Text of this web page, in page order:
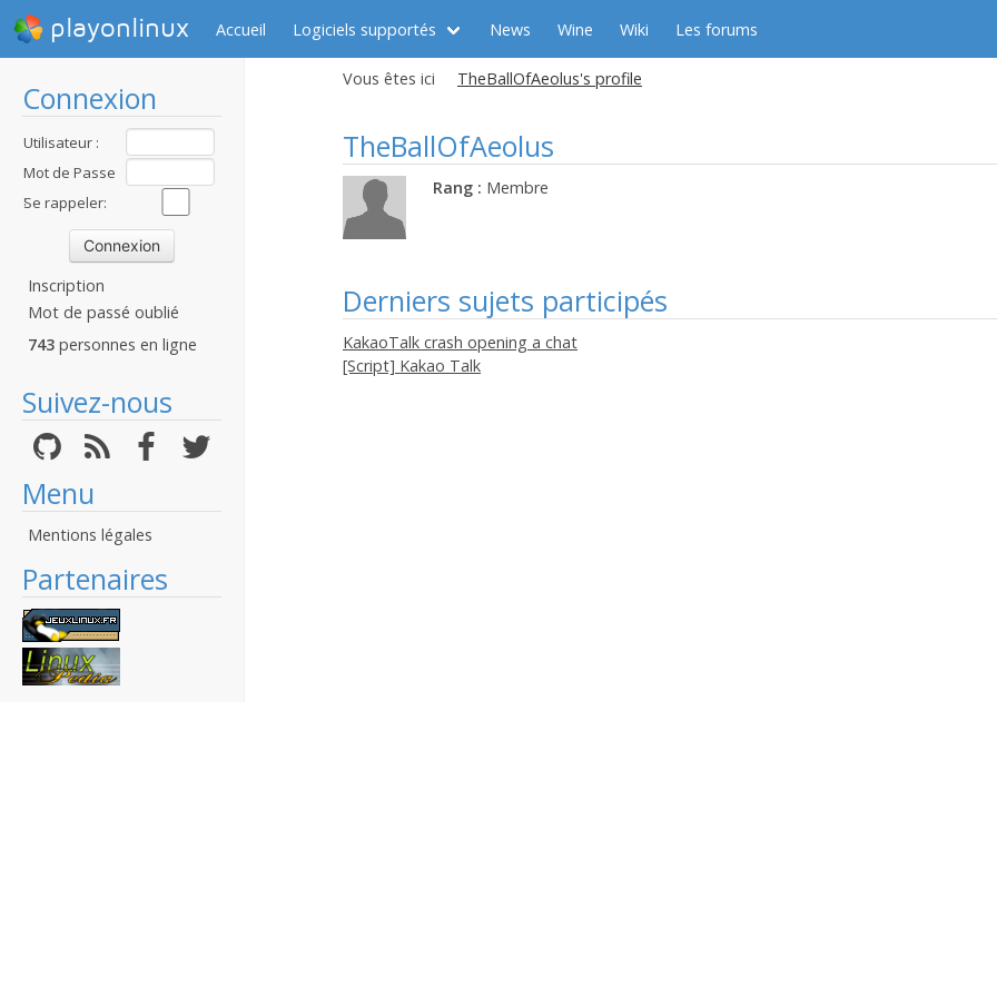
playonlinux Accueil Logiciels supportés News Wine Wiki Les forums
Connexion
Utilisateur :
Mot de Passe
:Se rappeler:
Inscription
Mot de passé oublié
743 personnes en ligne
Suivez-nous
Menu
Mentions légales
Partenaires
Vous êtes ici TheBallOfAeolus's profile
TheBallOfAeolus
Rang : Membre
Derniers sujets participés
KakaoTalk crash opening a chat
[Script] Kakao Talk